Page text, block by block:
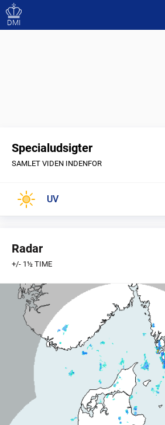
DMI
Specialudsigter
SAMLET VIDEN INDENFOR
UV
Radar
+/- 1½ TIME